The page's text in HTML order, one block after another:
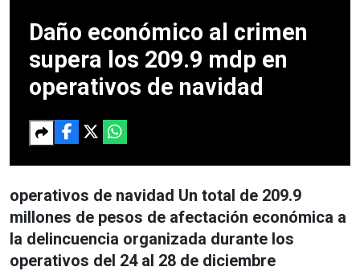
Daño económico al crimen
supera los 209.9 mdp en
operativos de navidad
operativos de navidad Un total de 209.9
millones de pesos de afectación económica a
la delincuencia organizada durante los
operativos del 24 al 28 de diciembre